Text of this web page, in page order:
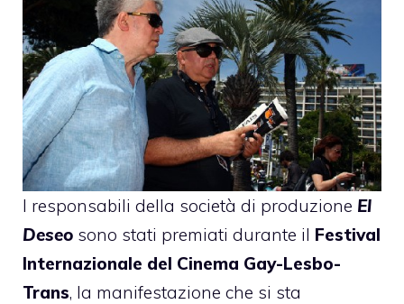
I responsabili della società di produzione El
Deseo sono stati premiati durante il Festival
Internazionale del Cinema Gay-Lesbo-
Trans, la manifestazione che si sta